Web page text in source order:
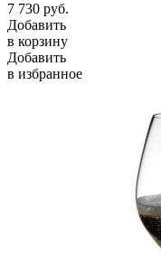
7 730 руб.
Добавить
в корзину
Добавить
в избранное